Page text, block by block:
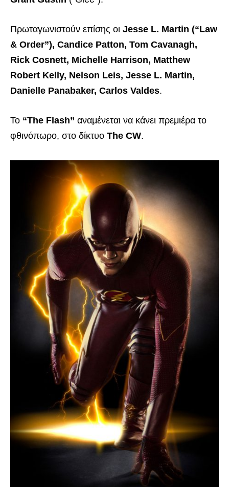
Πρωταγωνιστούν επίσης οι Jesse L. Martin (“Law
& Order”), Candice Patton, Tom Cavanagh,
Rick Cosnett, Michelle Harrison, Matthew
Robert Kelly, Nelson Leis, Jesse L. Martin,
Danielle Panabaker, Carlos Valdes.
To “The Flash” αναμένεται να κάνει πρεμιέρα το
φθινόπωρο, στο δίκτυο The CW.